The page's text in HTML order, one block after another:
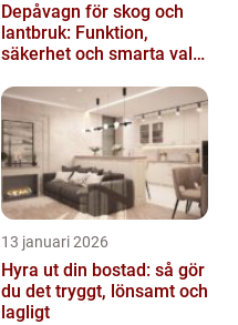
Depåvagn för skog och
lantbruk: Funktion,
säkerhet och smarta val
13 januari 2026
Hyra ut din bostad: så gör
du det tryggt, lönsamt och
lagligt